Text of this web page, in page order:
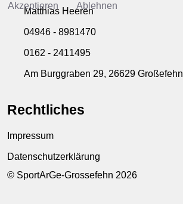
Matthias Heeren
04946 - 8981470
0162 - 2411495
Am Burggraben 29, 26629 Großefehn
Rechtliches
Impressum
Datenschutzerklärung
© SportArGe-Grossefehn 2026
Akzeptieren Ablehnen